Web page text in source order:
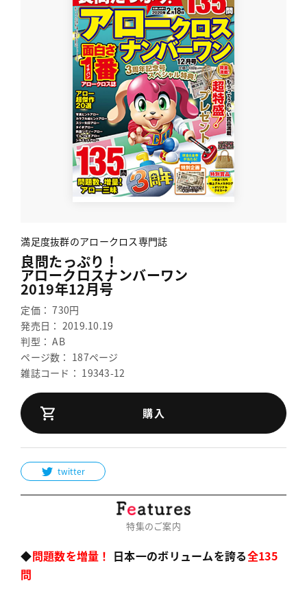
満足度抜群のアロークロス専門誌
良問たっぷり！
アロークロスナンバーワン
2019年12月号
定価： 730円
発売日： 2019.10.19
判型： AB
ページ数： 187ページ
雑誌コード： 19343-12
購入
twitter
特集のご案内
◆問題数を増量！ 日本一のボリュームを誇る全135
問